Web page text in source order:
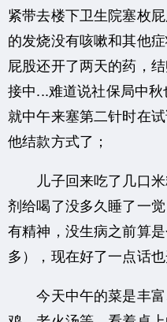
紧带去楼下卫生院塞枚
的发烧没有咳嗽和其他
屁股还开了两天的药，
接中...难道说社保局中
就中午来塞第二针时在
他结款方式了；
儿子回来吃了几口米
剂给喝了没多久睡了一
有精神，没生病之前算
多），现在好了一点话
今天中午的菜是丰富